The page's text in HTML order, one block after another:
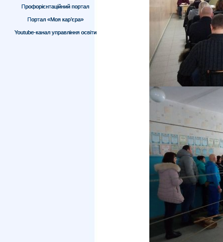
Профорієнтаційний портал
Портал «Моя кар’єра»
Youtube-канал управління освіти